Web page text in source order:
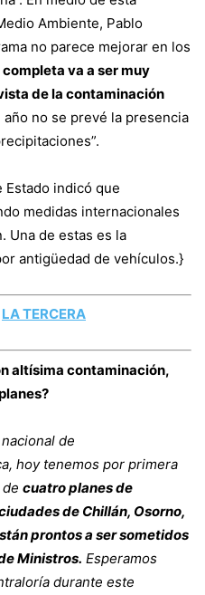
Ambiente, Pablo
no parece mejorar en los
completa va a ser muy
de la contaminación
año no se prevé la presencia
Estado indicó que
medidas internacionales
Una de estas es la
antigüedad de vehículos.}
LA TERCERA
altísima contaminación,
de
hoy tenemos por primera
cuatro planes de
de Chillán, Osorno,
prontos a ser sometidos
Ministros. Esperamos
durante este